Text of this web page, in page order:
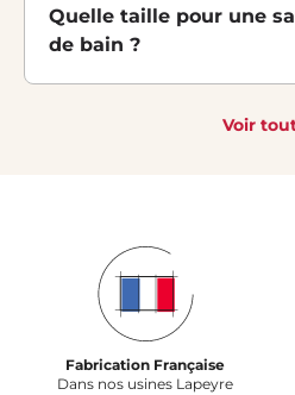
Quelle taille pour une
de bain ?
Voir
Fabrication Française
Dans nos usines Lapeyre